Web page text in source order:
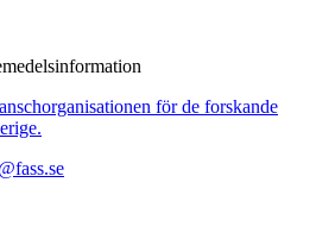
för de forskande